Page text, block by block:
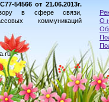
54566 от 21.06.2013г.
в сфере связи,
коммуникаций
О